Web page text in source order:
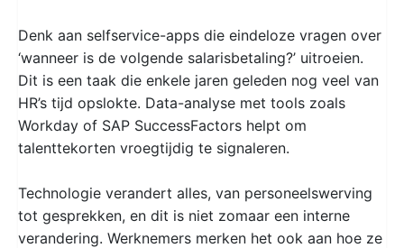
Denk aan selfservice-apps die eindeloze vragen over
‘wanneer is de volgende salarisbetaling?’ uitroeien.
Dit is een taak die enkele jaren geleden nog veel van
HR’s tijd opslokte. Data-analyse met tools zoals
Workday of SAP SuccessFactors helpt om
talenttekorten vroegtijdig te signaleren.
Technologie verandert alles, van personeelswerving
tot gesprekken, en dit is niet zomaar een interne
verandering. Werknemers merken het ook aan hoe ze